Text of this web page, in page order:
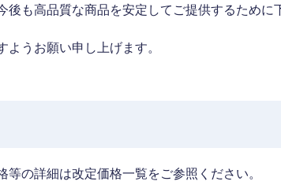
も高品質な商品を安定してご提供するために
うお願い申し上げます。
の詳細は改定価格一覧をご参照ください。